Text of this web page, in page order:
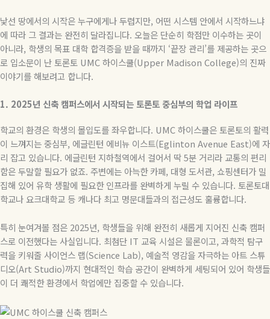
낯선 땅에서의 시작은 누구에게나 두렵지만, 어떤 시스템 안에서 시작하느냐
에 따라 그 결과는 완전히 달라집니다. 오늘은 단순히 학점만 이수하는 곳이
아니라, 학생의 목표 대학 합격증을 받을 때까지 ‘끝장 관리’를 제공하는 곳으
로 입소문이 난 토론토 UMC 하이스쿨(Upper Madison College)의 진짜
이야기를 해보려고 합니다.
1. 2025년 신축 캠퍼스에서 시작되는 토론토 중심부의 학업 라이프
학교의 환경은 학생의 몰입도를 좌우합니다. UMC 하이스쿨은 토론토의 활력
이 느껴지는 중심부, 에글린턴 에비뉴 이스트(Eglinton Avenue East)에 자
리 잡고 있습니다. 에글린턴 지하철역에서 걸어서 딱 5분 거리라 교통의 편리
함은 두말할 필요가 없죠. 주변에는 아늑한 카페, 대형 도서관, 쇼핑센터가 밀
집해 있어 유학 생활에 필요한 인프라를 완벽하게 누릴 수 있습니다. 토론토대
학교나 요크대학교 등 캐나다 최고 명문대들과의 접근성도 훌륭합니다.
특히 눈여겨볼 점은 2025년, 학생들을 위해 완전히 새롭게 지어진 신축 캠퍼
스로 이전했다는 사실입니다. 최첨단 IT 교육 시설은 물론이고, 과학적 탐구
력을 키워줄 사이언스 랩(Science Lab), 예술적 영감을 자극하는 아트 스튜
디오(Art Studio)까지 현대적인 학습 공간이 완벽하게 세팅되어 있어 학생들
이 더 쾌적한 환경에서 학업에만 집중할 수 있습니다.